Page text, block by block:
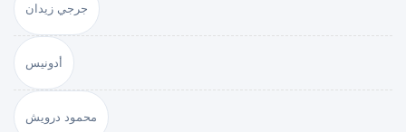
جرجي زيدان
أدونيس
محمود درويش